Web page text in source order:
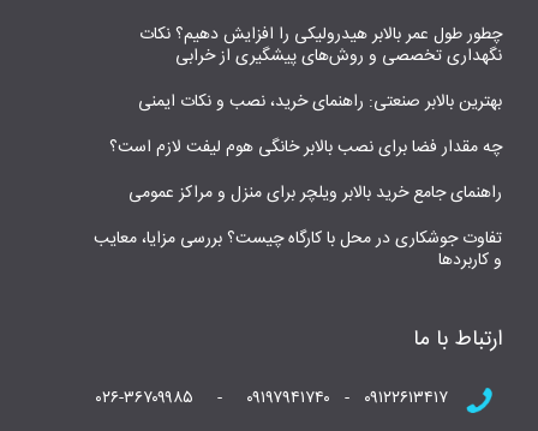
چطور طول عمر بالابر هیدرولیکی را افزایش دهیم؟ نکات
نگهداری تخصصی و روش‌های پیشگیری از خرابی
بهترین بالابر صنعتی: راهنمای خرید، نصب و نکات ایمنی
چه مقدار فضا برای نصب بالابر خانگی هوم لیفت لازم است؟
راهنمای جامع خرید بالابر ویلچر برای منزل و مراکز عمومی
تفاوت جوشکاری در محل با کارگاه چیست؟ بررسی مزایا، معایب
و کاربردها
ارتباط با ما
۰۹۱۲۲۶۱۳۴۱۷ - ۰۹۱۹۷۹۴۱۷۴۰ - ۰۲۶-۳۶۷۰۹۹۸۵